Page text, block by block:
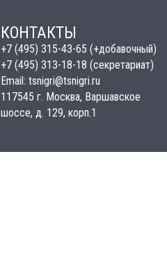
КОНТАКТЫ
+7 (495) 315-43-65 (+добавочный)
+7 (495) 313-18-18 (секретариат)
Email: tsnigri@tsnigri.ru
117545 г. Москва, Варшавское
шоссе, д. 129, корп.1